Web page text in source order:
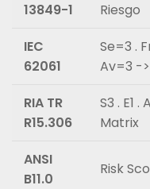
13849-1
Riesgo
IEC
62061
Se=3 .
Av=3 -
RIA TR
R15.306
S3 . E1 .
Matrix
ANSI
B11.0
Risk